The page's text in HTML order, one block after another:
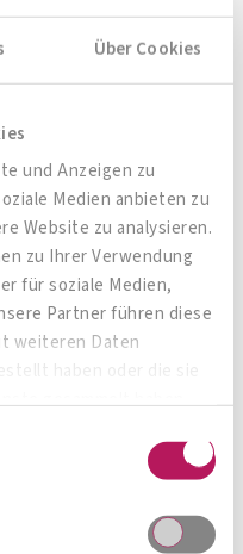
Über Cookies
und Anzeigen zu
Medien anbieten zu
Website zu analysieren.
zu Ihrer Verwendung
für soziale Medien,
Partner führen diese
weiteren Daten
gesammelt haben.